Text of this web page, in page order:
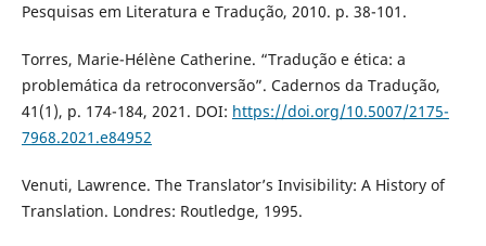
Pesquisas em Literatura e Tradução, 2010. p. 38-101.
Torres, Marie-Hélène Catherine. “Tradução e ética: a
problemática da retroconversão”. Cadernos da Tradução,
41(1), p. 174-184, 2021. DOI: https://doi.org/10.5007/2175-
7968.2021.e84952
Venuti, Lawrence. The Translator’s Invisibility: A History of
Translation. Londres: Routledge, 1995.